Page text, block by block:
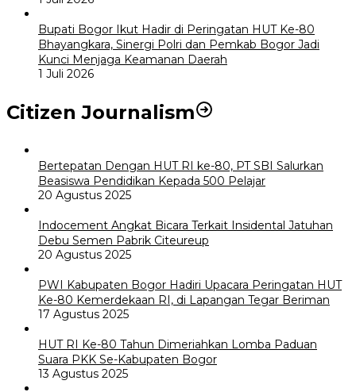
Bupati Bogor Ikut Hadir di Peringatan HUT Ke-80
Bhayangkara, Sinergi Polri dan Pemkab Bogor Jadi
Kunci Menjaga Keamanan Daerah
1 Juli 2026
Citizen Journalism
Bertepatan Dengan HUT RI ke-80, PT SBI Salurkan
Beasiswa Pendidikan Kepada 500 Pelajar
20 Agustus 2025
Indocement Angkat Bicara Terkait Insidental Jatuhan
Debu Semen Pabrik Citeureup
20 Agustus 2025
PWI Kabupaten Bogor Hadiri Upacara Peringatan HUT
Ke-80 Kemerdekaan RI, di Lapangan Tegar Beriman
17 Agustus 2025
HUT RI Ke-80 Tahun Dimeriahkan Lomba Paduan
Suara PKK Se-Kabupaten Bogor
13 Agustus 2025